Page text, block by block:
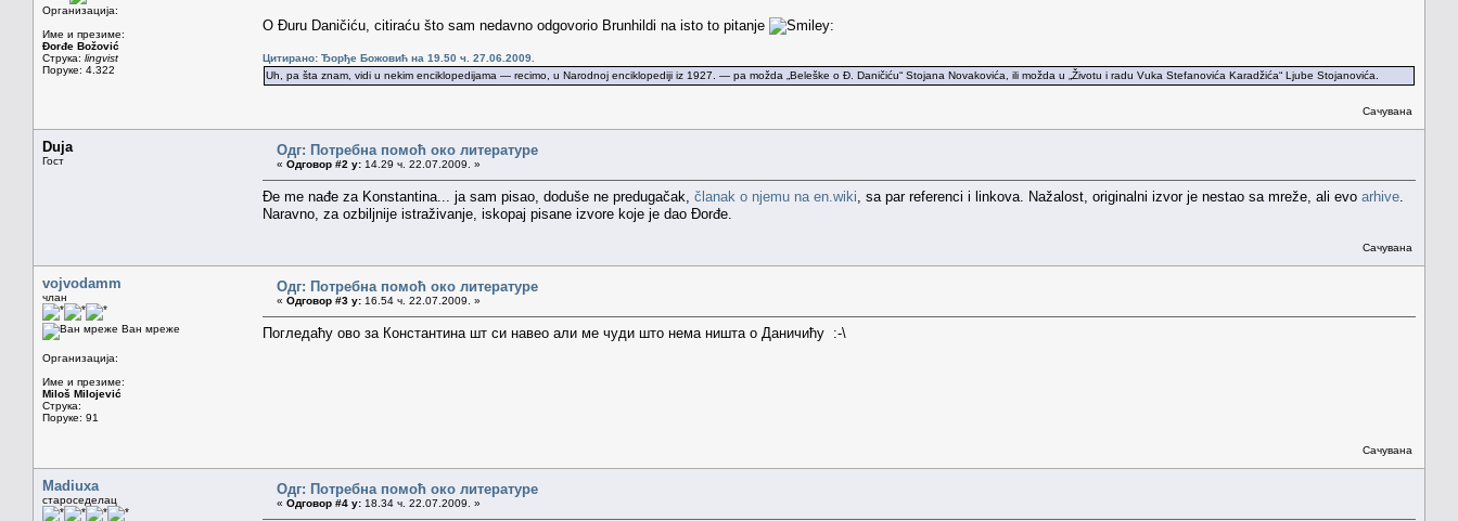
Организација:
Име и презиме:
Đorđe Božović
Струка: lingvist
Поруке: 4.322
O Đuru Daničiću, citiraću što sam nedavno odgovorio Brunhildi na isto to pitanje :
Цитирано: Ђорђе Божовић на 19.50 ч. 27.06.2009.
Uh, pa šta znam, vidi u nekim enciklopedijama — recimo, u Narodnoj enciklopediji iz 1927. — pa možda „Beleške o Đ. Daničiću“ Stojana Novakovića, ili možda u „Životu i radu Vuka Stefanovića Karadžića“ Ljube Stojanovića.
Сачувана
Duja
Гост
Одг: Потребна помоћ око литературе
« Одговор #2 у: 14.29 ч. 22.07.2009. »
Đe me nađe za Konstantina... ja sam pisao, doduše ne predugačak, članak o njemu na en.wiki , sa par referenci i linkova. Nažalost, originalni izvor je nestao sa mreže, ali evo arhive
Naravno, za ozbiljnije istraživanje, iskopaj pisane izvore koje je dao Đorđe.
Сачувана
vojvodamm
члан
Ван мреже
Организација:
Име и презиме:
Miloš Milojević
Струка:
Поруке: 91
Одг: Потребна помоћ око литературе
« Одговор #3 у: 16.54 ч. 22.07.2009. »
Погледаћу ово за Константина шт си навео али ме чуди што нема ништа о Даничићу :-\
Сачувана
Madiuxa
староседелац
Одг: Потребна помоћ око литературе
« Одговор #4 у: 18.34 ч. 22.07.2009. »